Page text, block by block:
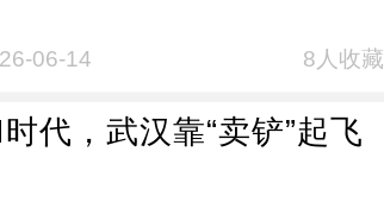
06-14 8人收藏
代，武汉靠“卖铲”起飞